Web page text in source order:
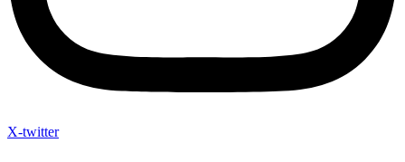
X-twitter